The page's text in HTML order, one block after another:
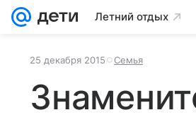
Летний отдых
25 декабря 2015 Семья